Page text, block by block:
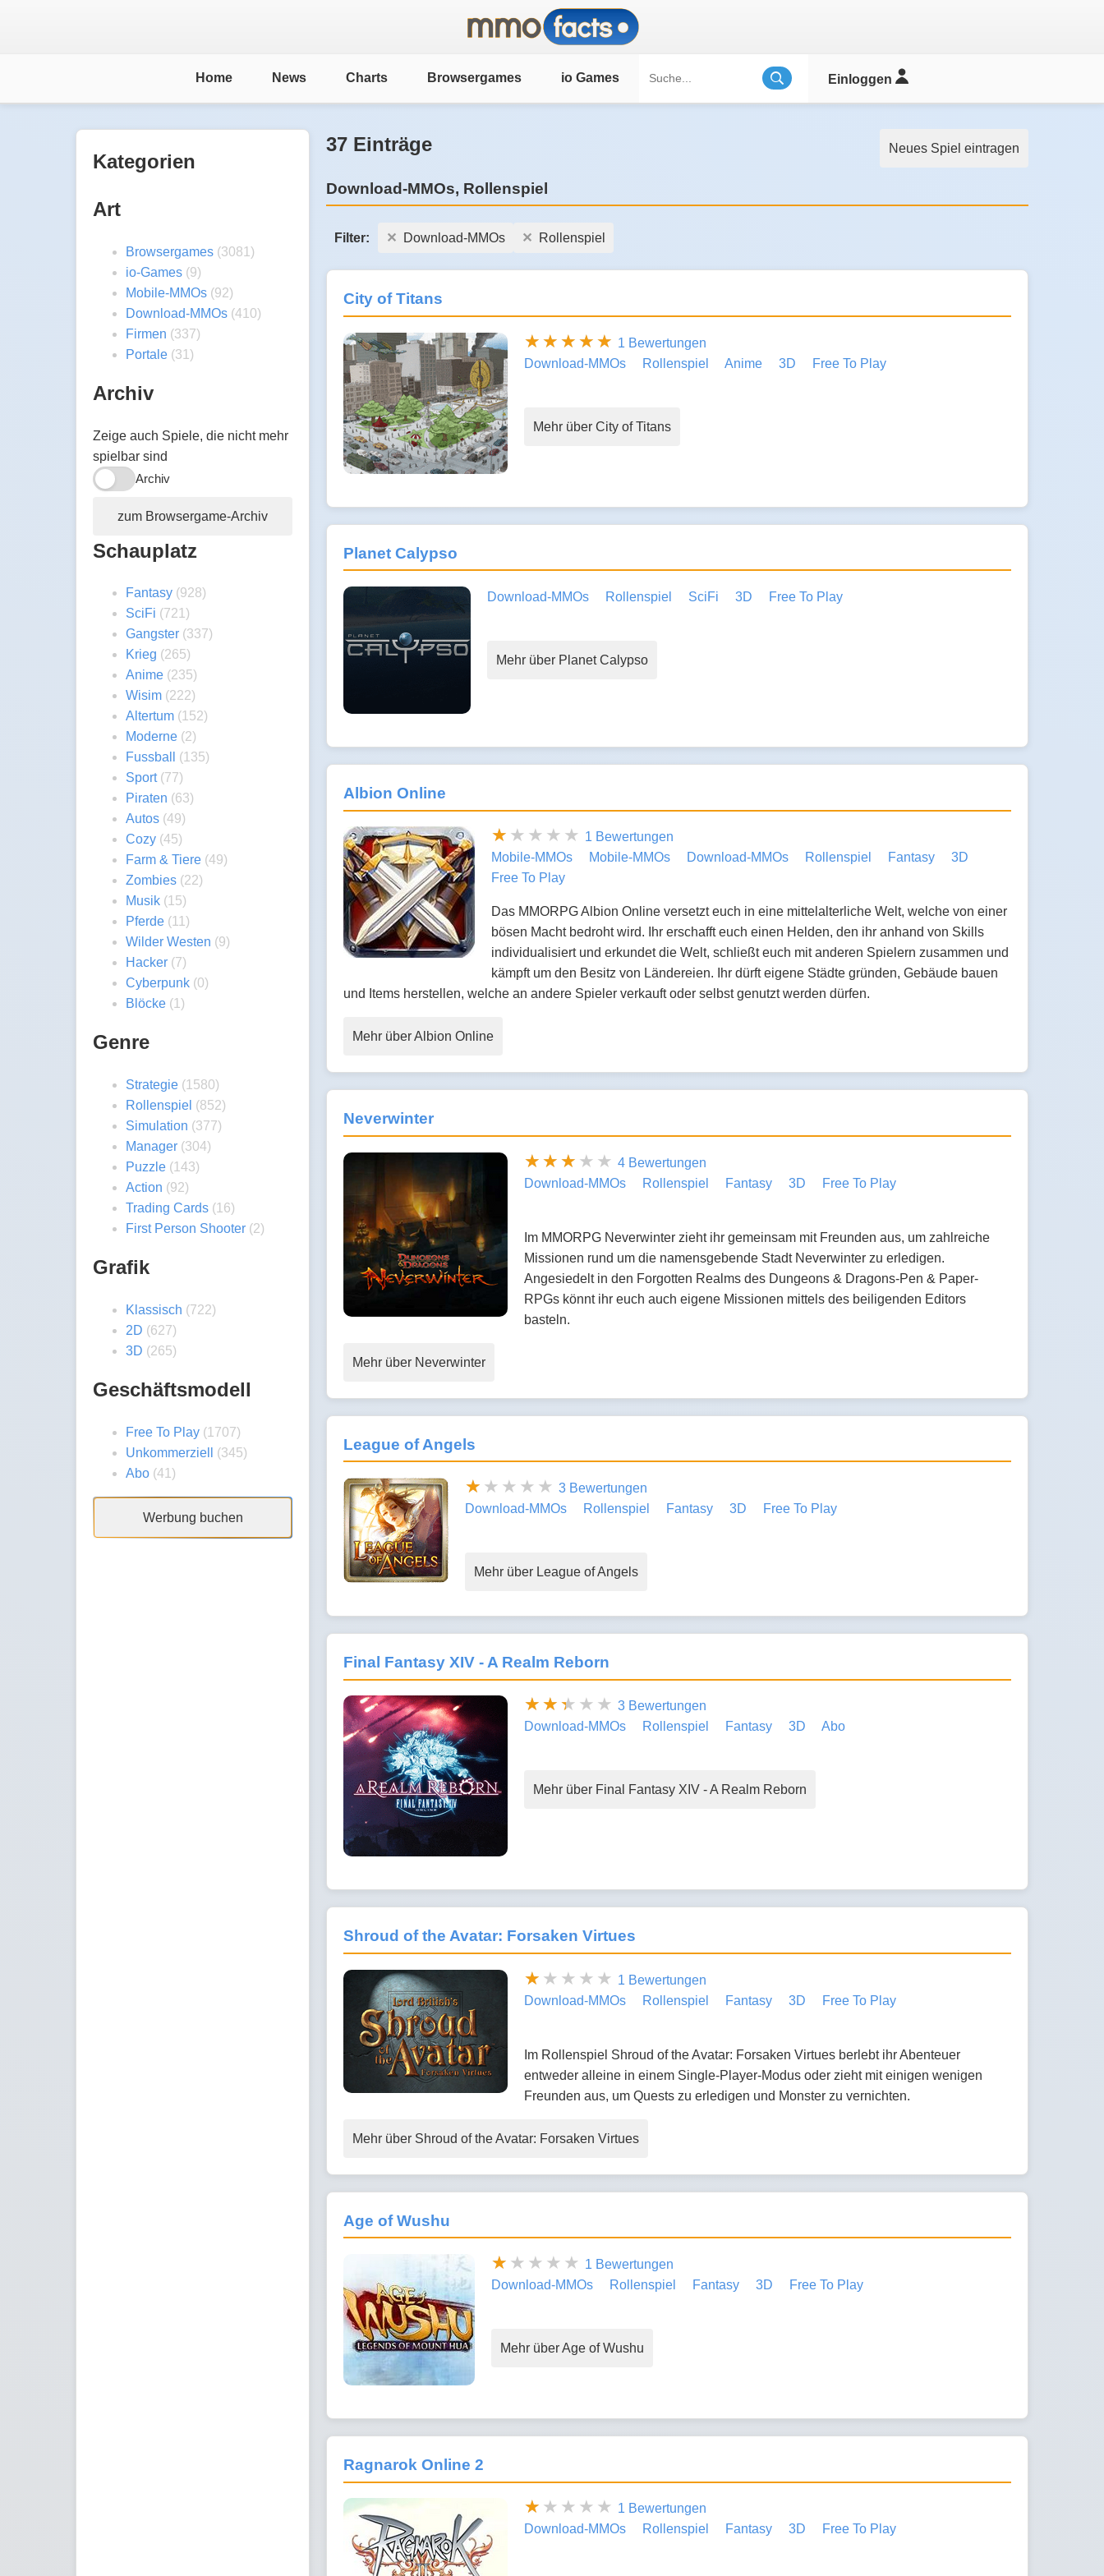
Home News Charts Browsergames io Games Einloggen
Kategorien
Art
Browsergames (3081)
io-Games (9)
Mobile-MMOs (92)
Download-MMOs (410)
Firmen (337)
Portale (31)
Archiv
Zeige auch Spiele, die nicht mehr
spielbar sind
Archiv
zum Browsergame-Archiv
Schauplatz
Fantasy (928)
SciFi (721)
Gangster (337)
Krieg (265)
Anime (235)
Wisim (222)
Altertum (152)
Moderne (2)
Fussball
(135)
Sport(77)
Piraten (63)
Autos (49)
Cozy (45)
Farm & Tiere (49)
Zombies (22)
Musik (15)
Pferde (11)
Wilder Westen (9)
Hacker (7)
Cyberpunk (0)
Blöcke (1)
Genre
Strategie (1580)
Rollenspiel (852)
Simulation (377)
Manager (304)
Puzzle (143)
Action (92)
Trading Cards (16)
First Person Shooter (2)
Grafik
Klassisch (722)
2D (627)
3D (265)
Geschäftsmodell
Free To Play (1707)
Unkommerziell
(345)
Abo (41)
Werbung buchen
Neues Spiel eintragen
37 Einträge
Download-MMOs, Rollenspiel
Filter: Download-MMOs Rollenspiel
City of Titans
1 Bewertungen
Download-MMOs
Rollenspiel Anime 3D Free To Play
Mehr über City of Titans
Planet Calypso
Download-MMOs Rollenspiel SciFi 3D Free To Play
Mehr über Planet Calypso
Albion Online
1 Bewertungen
Mobile-MMOs
Mobile-MMOs Download-MMOs Rollenspiel Fantasy
3D
Free To Play
Das MMORPG Albion Online versetzt euch in eine mittelalterliche Welt, welche von einer
bösen Macht bedroht wird. Ihr erschafft euch einen Helden, den ihr anhand von Skills
individualisiert und erkundet die Welt, schließt euch mit anderen Spielern zusammen und
kämpft um den Besitz von Ländereien. Ihr dürft eigene Städte gründen, Gebäude bauen
und Items herstellen, welche an andere Spieler verkauft oder selbst genutzt werden dürfen.
Mehr über Albion Online
Neverwinter
4 Bewertungen
Download-MMOs
Rollenspiel Fantasy 3D Free To Play
Im MMORPG Neverwinter zieht ihr gemeinsam mit Freunden aus, um zahlreiche
Missionen rund um die namensgebende Stadt Neverwinter zu erledigen.
Angesiedelt in den Forgotten Realms des Dungeons & Dragons-Pen & Paper-
RPGs könnt ihr euch auch eigene Missionen mittels des beiligenden Editors
basteln.
Mehr über Neverwinter
League of Angels
3 Bewertungen
Download-MMOs
Rollenspiel Fantasy 3D Free To Play
Mehr über League of Angels
Final Fantasy XIV - A Realm Reborn
3 Bewertungen
Download-MMOs
Rollenspiel Fantasy 3D Abo
Mehr über Final Fantasy XIV - A Realm Reborn
Shroud of the Avatar: Forsaken Virtues
1 Bewertungen
Download-MMOs
Rollenspiel Fantasy 3D Free To Play
Im Rollenspiel Shroud of the Avatar: Forsaken Virtues berlebt ihr Abenteuer
entweder alleine in einem Single-Player-Modus oder zieht mit einigen wenigen
Freunden aus, um Quests zu erledigen und Monster zu vernichten.
Mehr über Shroud of the Avatar: Forsaken Virtues
Age of Wushu
1 Bewertungen
Download-MMOs
Rollenspiel Fantasy 3D Free To Play
Mehr über Age of Wushu
Ragnarok Online 2
1 Bewertungen
Download-MMOs
Rollenspiel Fantasy 3D Free To Play